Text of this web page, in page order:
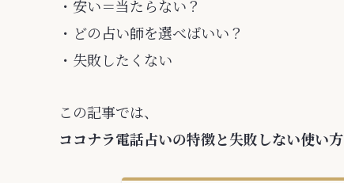
・安い＝当たらない？
・どの占い師を選べばいい？
・失敗したくない
この記事では、
ココナラ電話占いの特徴と失敗しない使い方